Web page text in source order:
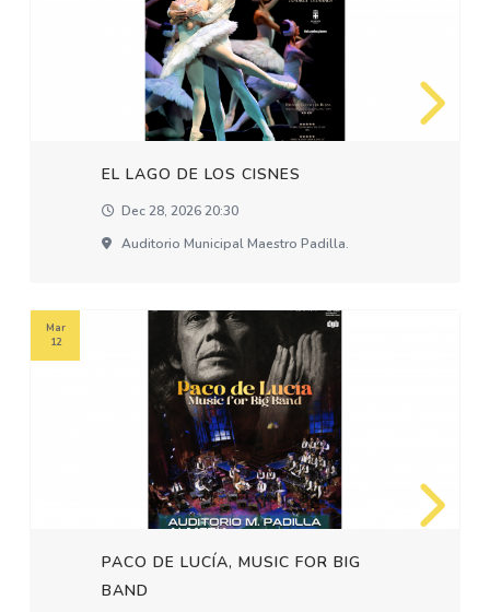
EL LAGO DE LOS CISNES
Dec 28, 2026 20:30
Auditorio Municipal Maestro Padilla.
PACO DE LUCÍA, MUSIC FOR BIG
BAND
Mar
12